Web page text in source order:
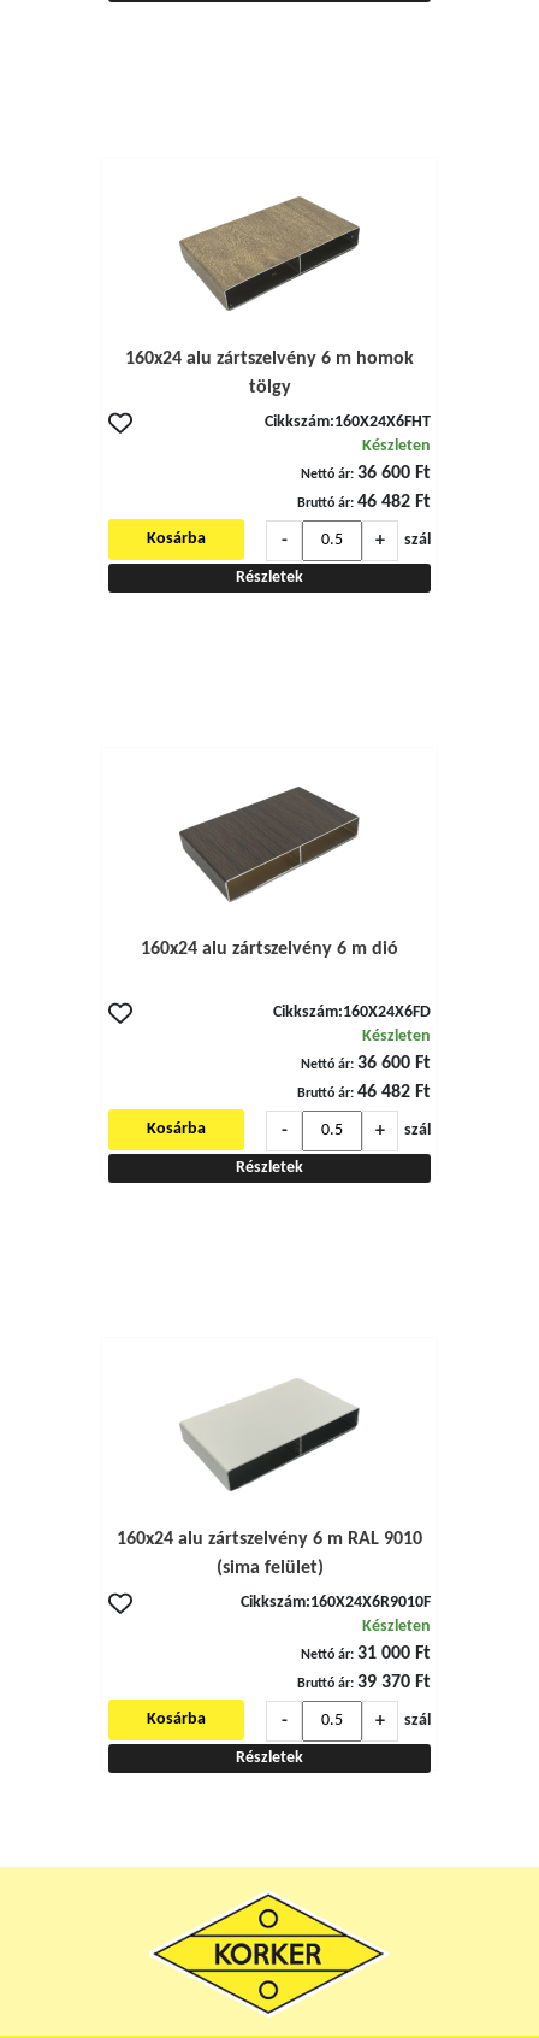
160x24 alu zártszelvény 6 m homok
tölgy
Cikkszám:160X24X6FHT
Készleten
Nettó ár: 36 600 Ft
Bruttó ár: 46 482 Ft
-
+ szál
Kosárba
Részletek
160x24 alu zártszelvény 6 m dió
Cikkszám:160X24X6FD
Készleten
Nettó ár: 36 600 Ft
Bruttó ár: 46 482 Ft
-
+ szál
Kosárba
Részletek
160x24 alu zártszelvény 6 m RAL 9010
(sima felület)
Cikkszám:160X24X6R9010F
Készleten
Nettó ár: 31 000 Ft
Bruttó ár: 39 370 Ft
-
+ szál
Kosárba
Részletek